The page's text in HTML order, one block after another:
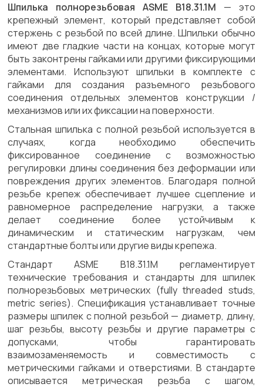
Шпилька полнорезьбовая ASME B18.31.1M — это
крепежный элемент, который представляет собой
стержень с резьбой по всей длине. Шпильки обычно
имеют две гладкие части на концах, которые могут
быть законтрены гайками или другими фиксирующими
элементами. Используют шпильки в комплекте с
гайками для создания разъемного резьбового
соединения отдельных элементов конструкции /
механизмов или их фиксации на поверхности.
Стальная шпилька с полной резьбой используется в
случаях, когда необходимо обеспечить
фиксированное соединение с возможностью
регулировки длины соединения без деформации или
повреждения других элементов. Благодаря полной
резьбе крепеж обеспечивает лучшее сцепление и
равномерное распределение нагрузки, а также
делает соединение более устойчивым к
динамическим и статическим нагрузкам, чем
стандартные болты или другие виды крепежа.
Стандарт ASME B18.31.1M регламентирует
технические требования и стандарты для шпилек
полнорезьбовых метрических (fully threaded studs,
metric series). Спецификация устанавливает точные
размеры шпилек с полной резьбой — диаметр, длину,
шаг резьбы, высоту резьбы и другие параметры с
допусками, чтобы гарантировать
взаимозаменяемость и совместимость с
метрическими гайками и отверстиями. В стандарте
описывается метрическая резьба с шагом,